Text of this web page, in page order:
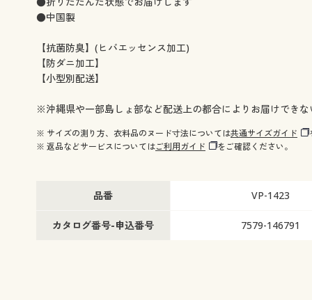
●中国製
【抗菌防臭】(ヒバエッセンス加工)
【防ダニ加工】
【小型別配送】
※沖縄県や一部島しょ部など配送上の都合によりお届けできな
※ サイズの測り方、衣料品のヌード寸法については共通サイズガイド
※ 返品などサービスについてはご利用ガイド をご確認ください。
品番 VP-1423
カタログ番号-申込番号 7579-146791